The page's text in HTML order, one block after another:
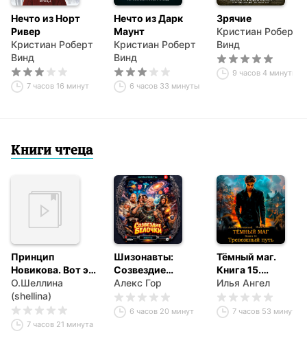
Нечто из Норт
Ривер
Кристиан Роберт
Винд
7 часов 16 минут
Нечто из Дарк
Маунт
Кристиан Роберт
Винд
6 часов 33 минуты
Зрячие
Кристиан Роберт
Винд
9 часов 4 минуты
Книги чтеца
Принцип
Новикова. Вот это
я попал
О.Шеллина
(shellina)
7 часов 21 минута
Шизонавты:
Созвездие
Белочки
Алекс Гор
6 часов 20 минут
Тёмный маг.
Книга 15.
Тревожный путь
Илья Ангел
7 часов 53 минуты